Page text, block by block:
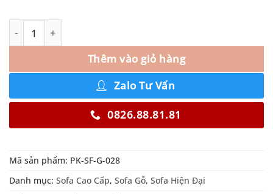
Thêm vào giỏ hàng
Zalo Tư Vấn
0826.88.81.81
Mã sản phẩm: PK-SF-G-028
Danh mục: Sofa Cao Cấp, Sofa Gỗ, Sofa Hiện Đại